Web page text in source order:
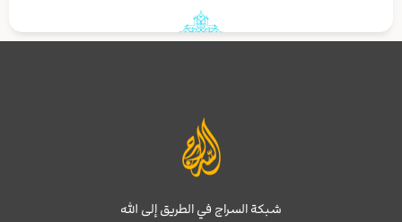
شبكة السراج في الطريق إلى الله